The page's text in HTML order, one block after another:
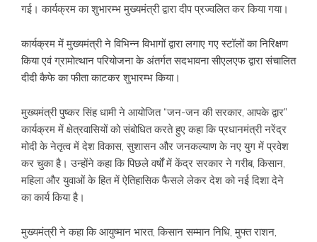
गई। कार्यक्रम का शुभारम्भ मुख्यमंत्री द्वारा दीप प्रज्वलित कर किया गया।
कार्यक्रम में मुख्यमंत्री ने विभिन्न विभागों द्वारा लगाए गए स्टॉलों का निरिक्षण
किया एवं ग्रामोत्थान परियोजना के अंतर्गत सदभावना सीएलएफ द्वारा संचालित
दीदी कैफे का फीता काटकर शुभारम्भ किया।
मुख्यमंत्री पुष्कर सिंह धामी ने आयोजित “जन-जन की सरकार, आपके द्वार”
कार्यक्रम में क्षेत्रवासियों को संबोधित करते हुए कहा कि प्रधानमंत्री नरेंद्र
मोदी के नेतृत्व में देश विकास, सुशासन और जनकल्याण के नए युग में प्रवेश
कर चुका है। उन्होंने कहा कि पिछले वर्षों में केंद्र सरकार ने गरीब, किसान,
महिला और युवाओं के हित में ऐतिहासिक फैसले लेकर देश को नई दिशा देने
का कार्य किया है।
मुख्यमंत्री ने कहा कि आयुष्मान भारत, किसान सम्मान निधि, मुफ्त राशन,